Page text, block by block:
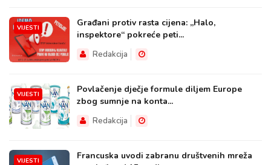
VIJESTI
Građani protiv rasta cijena: „Halo,
inspektore“ pokreće peti...
Redakcija
VIJESTI
Povlačenje dječje formule diljem Europe
zbog sumnje na konta...
Redakcija
VIJESTI
Francuska uvodi zabranu društvenih mreža